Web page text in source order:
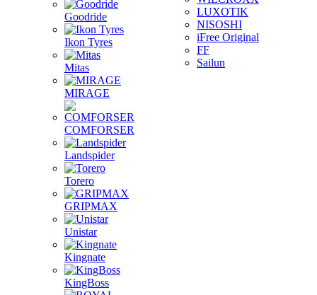
Goodride
Ikon Tyres
Mitas
MIRAGE
COMFORSER
Landspider
Torero
GRIPMAX
Unistar
Kingnate
KingBoss
LUXOTIK
NISOSHI
iFree Original
FF
Sailun